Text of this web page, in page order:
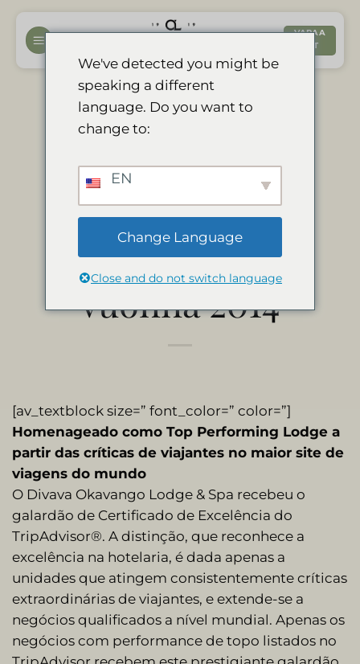
Siirry
sisältöön
VARAA
NYT
Divava vence o
certificado de
excelência
tripadvisor
vuonna 2014
[av_textblock size=” font_color=” color=”]
Homenageado como Top Performing Lodge a
partir das críticas de viajantes no maior site de
viagens do mundo
O Divava Okavango Lodge & Spa recebeu o
galardão de Certificado de Excelência do
TripAdvisor®. A distinção, que reconhece a
excelência na hotelaria, é dada apenas a
unidades que atingem consistentemente críticas
extraordinárias de viajantes, e extende-se a
negócios qualificados a nível mundial. Apenas os
negócios com performance de topo listados no
We've detected you might be
speaking a different
language. Do you want to
change to:
EN
Change Language
Close and do not switch language